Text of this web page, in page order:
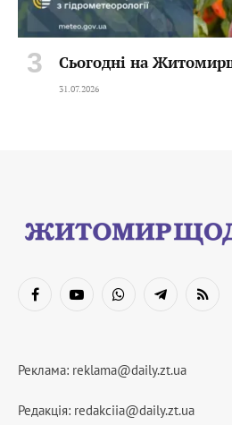
Сьогодні на
31.07.2026
FacebookYouTubeWhatsAppTelegramRSS
Реклама: reklama@daily.zt.ua
Редакція: redakciia@daily.zt.ua